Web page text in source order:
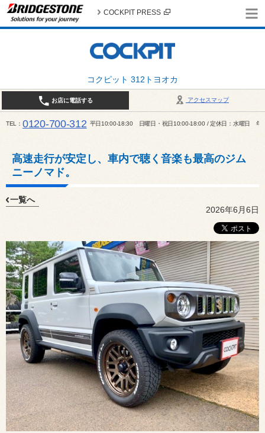
コクピット 312トヨオカ
COCKPIT PRESS
アクセスマップ
お店に電話する
TEL 0120-700-312 平日10:00-18:30 日曜日・祝日10:00-18:00 / 定休日：水曜日 年
高速走行が安定し、車内で聴く音楽も最高のジム
ニーノマド。
一覧へ
2026年6月6日